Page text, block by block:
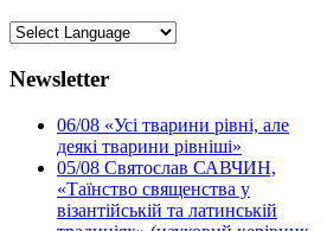
Newsletter
06/08 «Усі тварини рівні, але
деякі тварини рівніші»
05/08 Святослав САВЧИН,
«Таїнство священства у
візантійській та латинській